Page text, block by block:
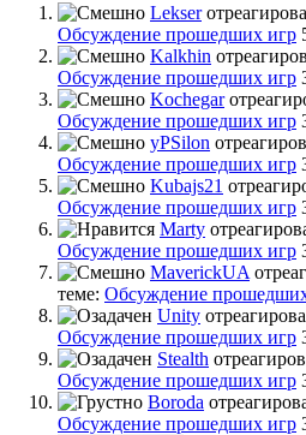
Lekser
Обсуждение прошедших игр
Kalkhin
Обсуждение прошедших игр
Kochegar
Обсуждение прошедших игр
yPSilon
Обсуждение прошедших игр
Kubajs21
Обсуждение прошедших игр
Marty
Обсуждение прошедших игр
MaverickUA
теме: Обсуждение
Unity
Обсуждение прошедших игр
Stealth
Обсуждение прошедших игр
Boroda
Обсуждение прошедших игр